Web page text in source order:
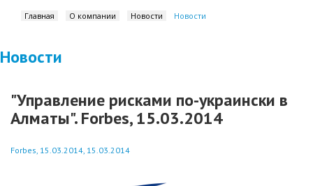
Главная О компании Новости Новости
Новости
"Управление рисками по-украински в
Алматы". Forbes, 15.03.2014
Forbes, 15.03.2014, 15.03.2014